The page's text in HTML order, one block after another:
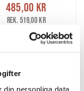
din personliga data,
485,00 kr
Rek. 519,00 kr
2 ST